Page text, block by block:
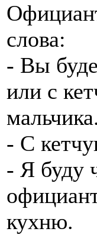
слова:
- Вы
или с
мальчика.
- С
- Я буду
кухню.